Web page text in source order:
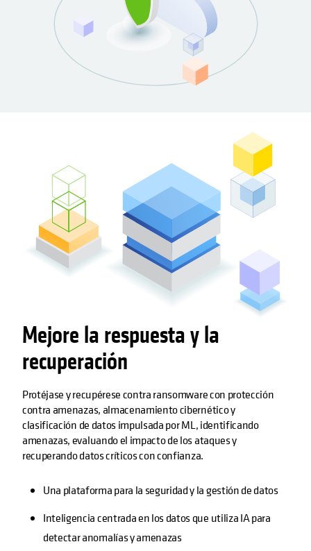
Mejore la respuesta y la
recuperación
Protéjase y recupérese contra ransomware con protección
contra amenazas, almacenamiento cibernético y
clasificación de datos impulsada por ML, identificando
amenazas, evaluando el impacto de los ataques y
recuperando datos críticos con confianza.
Una plataforma para la seguridad y la gestión de datos
Inteligencia centrada en los datos que utiliza IA para
detectar anomalías y amenazas